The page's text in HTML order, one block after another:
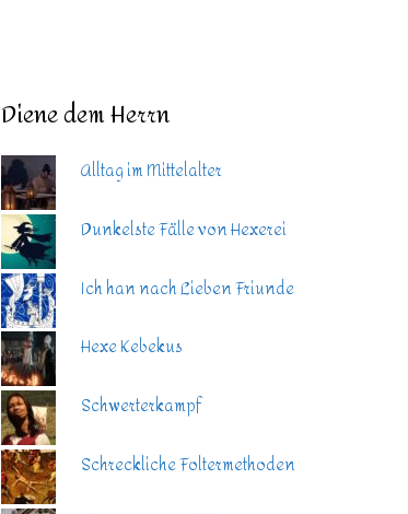
Diene dem Herrn
Alltag im Mittelalter
Dunkelste Fälle von Hexerei
Ich han nach Lieben Friunde
Hexe Kebekus
Schwerterkampf
Schreckliche Foltermethoden